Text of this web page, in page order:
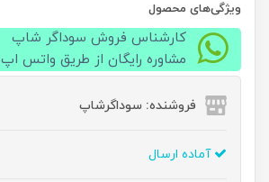
ویژگی‌های محصول
کارشناس فروش سوداگر شاپ
مشاوره رایگان از طریق واتس اپ
فروشنده: سوداگرشاپ
آماده ارسال